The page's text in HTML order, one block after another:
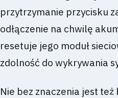
przytrzymanie przycisku
odłączenie na chwilę
resetuje jego moduł
zdolność do wykrywania
Nie bez znaczenia jest